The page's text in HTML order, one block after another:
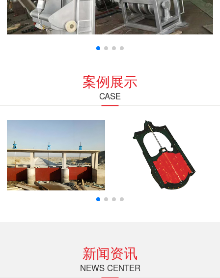
案例展示
CASE
新闻资讯
NEWS CENTER